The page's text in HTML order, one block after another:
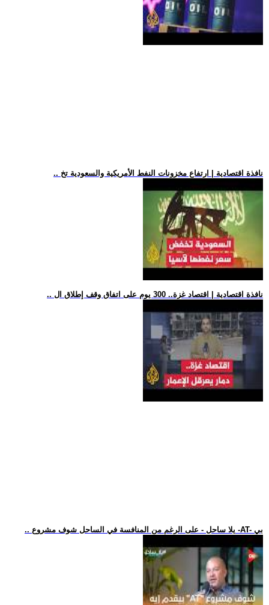
.. نافذة اقتصادية | ارتفاع مخزونات النفط الأمريكية والسعودية تخ
.. نافذة اقتصادية | اقتصاد غزة.. 300 يوم على اتفاق وقف إطلاق ال
.. يلا ساحل - على الرغم من المنافسة في الساحل شوف مشروع -AT- بي